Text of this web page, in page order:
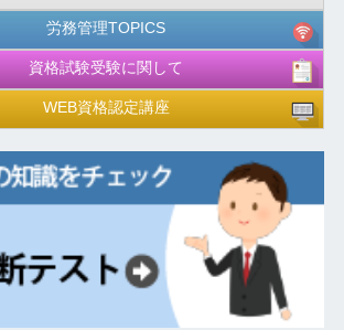
労務管理TOPICS
資格試験受験に関して
WEB資格認定講座